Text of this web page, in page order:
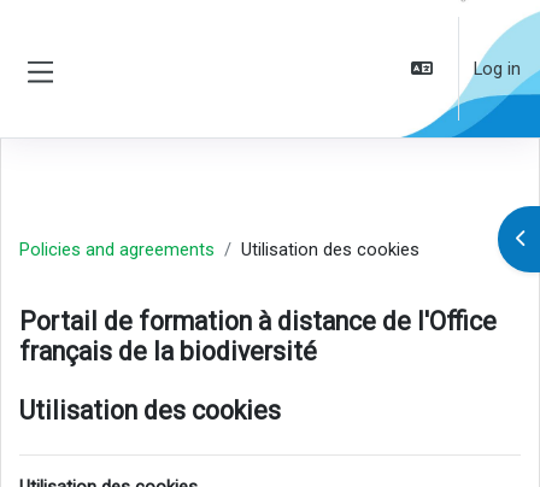
Log in
Policies and agreements Utilisation des cookies
Portail de formation à distance de l'Office
français de la biodiversité
Utilisation des cookies